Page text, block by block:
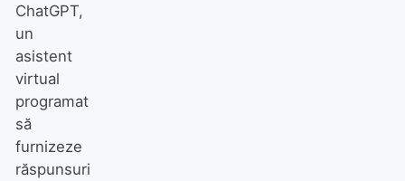
ChatGPT,
un
asistent
virtual
programat
să
furnizeze
răspunsuri